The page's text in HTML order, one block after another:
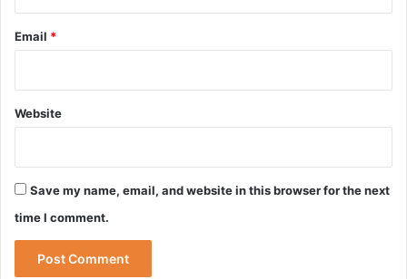
Email *
Website
Save my name, email, and website in this browser for the next
time I comment.